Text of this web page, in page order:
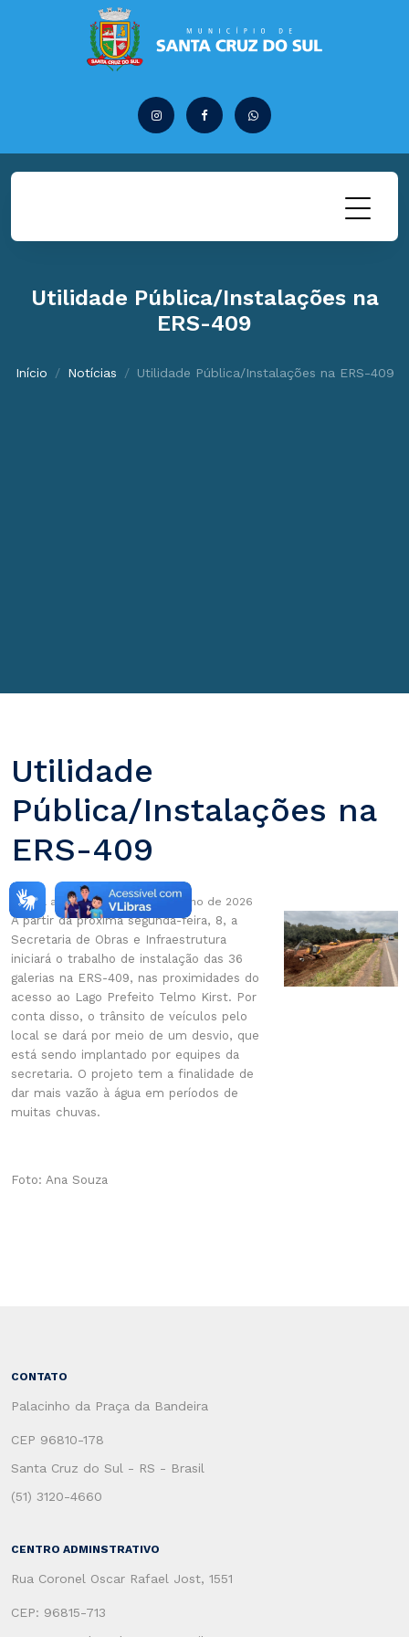
Utilidade Pública/Instalações na
ERS-409
Início Notícias Utilidade Pública/Instalações na ERS-409
Utilidade
Pública/Instalações na
ERS-409
Última atualização em 03 de junho de 2026
A partir da próxima segunda-feira, 8, a
Secretaria de Obras e Infraestrutura
iniciará o trabalho de instalação das 36
galerias na ERS-409, nas proximidades do
acesso ao Lago Prefeito Telmo Kirst. Por
conta disso, o trânsito de veículos pelo
local se dará por meio de um desvio, que
está sendo implantado por equipes da
secretaria. O projeto tem a finalidade de
dar mais vazão à água em períodos de
muitas chuvas.
Foto: Ana Souza
CONTATO
Palacinho da Praça da Bandeira
CEP 96810-178
Santa Cruz do Sul - RS - Brasil
(51) 3120-4660
CENTRO ADMINSTRATIVO
Rua Coronel Oscar Rafael Jost, 1551
CEP: 96815-713